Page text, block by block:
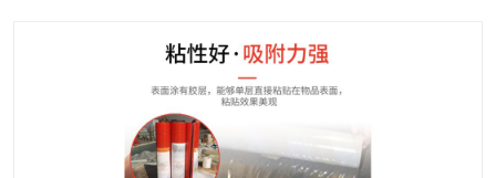
透明保护膜
乳白保护膜